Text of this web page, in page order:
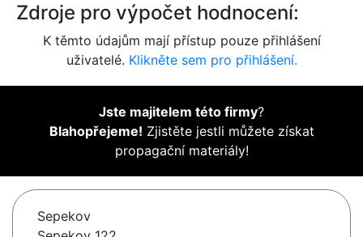
Zdroje pro výpočet hodnocení:
K těmto údajům mají přístup pouze přihlášení
uživatelé. Klikněte sem pro přihlášení.
Jste majitelem této firmy?
Blahopřejeme! Zjistěte jestli můžete získat
propagační materiály!
Sepekov